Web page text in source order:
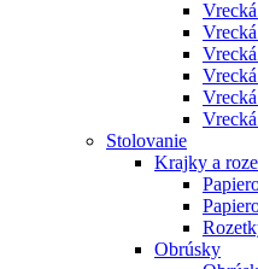
Stolovanie
Krajky a
Obrúsky